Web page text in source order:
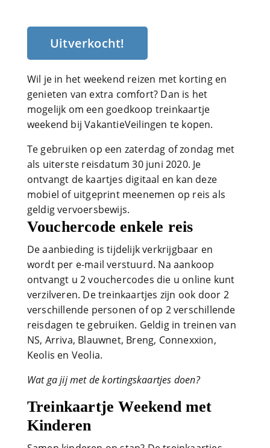
Uitverkocht!
Wil je in het weekend reizen met korting en
genieten van extra comfort? Dan is het
mogelijk om een goedkoop treinkaartje
weekend bij VakantieVeilingen te kopen.
Te gebruiken op een zaterdag of zondag met
als uiterste reisdatum 30 juni 2020. Je
ontvangt de kaartjes digitaal en kan deze
mobiel of uitgeprint meenemen op reis als
geldig vervoersbewijs.
Vouchercode enkele reis
De aanbieding is tijdelijk verkrijgbaar en
wordt per e-mail verstuurd. Na aankoop
ontvangt u 2 vouchercodes die u online kunt
verzilveren. De treinkaartjes zijn ook door 2
verschillende personen of op 2 verschillende
reisdagen te gebruiken. Geldig in treinen van
NS, Arriva, Blauwnet, Breng, Connexxion,
Keolis en Veolia.
Wat ga jij met de kortingskaartjes doen?
Treinkaartje Weekend met
Kinderen